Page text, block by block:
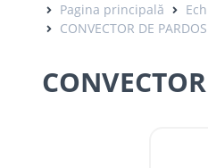
Pagina principală
CONVECTOR DE